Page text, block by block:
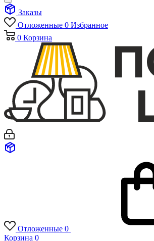
Заказы
Отложенные 0 Избранное
0 Корзина
Отложенные 0
Корзина 0